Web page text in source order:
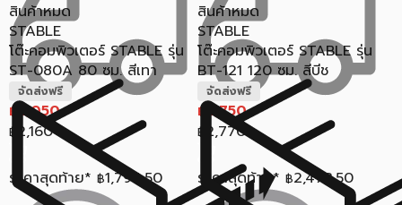
สินค้าหมด
STABLE
โต๊ะคอมพิวเตอร์ STABLE รุ่น
ST-080A 80 ซม. สีเทา
จัดส่งฟรี
฿ 2,050
฿ 2,160
ราคาสุดท้าย* ฿1,794.50
สินค้าหมด
STABLE
โต๊ะคอมพิวเตอร์ STABLE รุ่น
BT-121 120 ซม. สีบีช
จัดส่งฟรี
฿ 2,750
฿ 2,770
ราคาสุดท้าย* ฿2,473.50